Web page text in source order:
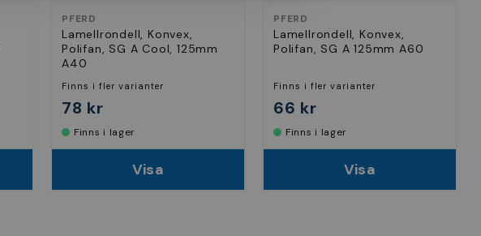
PFERD
Lamellrondell, Konvex,
Polifan, SG A Cool, 125mm
A40
Finns i fler varianter
78 kr
Finns i lager
Visa
PFERD
Lamellrondell, Konvex,
Polifan, SG A 125mm A60
Finns i fler varianter
66 kr
Finns i lager
Visa